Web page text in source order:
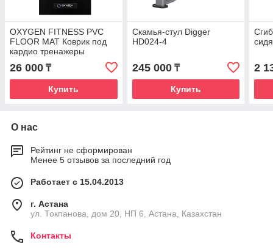
OXYGEN FITNESS PVC
FLOOR MAT Коврик под
кардио тренажеры
(203*102см)
26 000 ₸
Купить
Скамья-стул Digger
HD024-4
245 000₸
Купить
2
О нас
Рейтинг не сформирован
Менее 5 отзывов за последний год
Работает с 15.04.2013
г. Астана
ул. Токпанова, дом 20, НП 6, Астана, Казахстан
Контакты